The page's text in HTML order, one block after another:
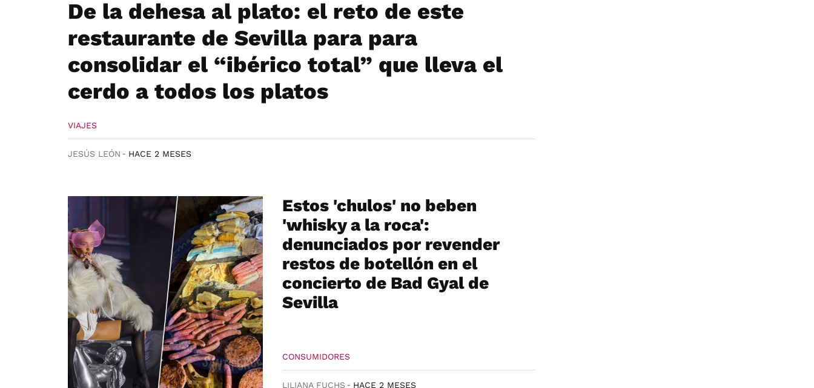
De la dehesa al plato: el reto de este
restaurante de Sevilla para para
consolidar el “ibérico total” que lleva el
cerdo a todos los platos
VIAJES
JESÚS LEÓN HACE 2 MESES
Estos 'chulos' no beben
'whisky a la roca':
denunciados por revender
restos de botellón en el
concierto de Bad Gyal de
Sevilla
CONSUMIDORES
LILIANA FUCHS HACE 2 MESES